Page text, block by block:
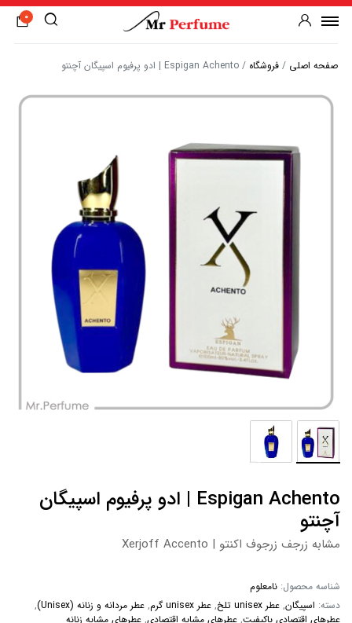
0
صفحه اصلی / فروشگاه / Espigan Achento | ادو پرفیوم اسپیگان آچنتو
Espigan Achento | ادو پرفیوم اسپیگان
آچنتو
مشابه زرجف زرجوف اکنتو | Xerjoff Accento
شناسه محصول: نامعلوم
دسته: اسپیگان, عطر unisex تلخ , عطر unisex گرم , عطر مردانه و زنانه (Unisex)
,
عطرهای اقتصادی باکیفیت, عطرهای مشابه اقتصادی, عطرهای مشابه زنانه